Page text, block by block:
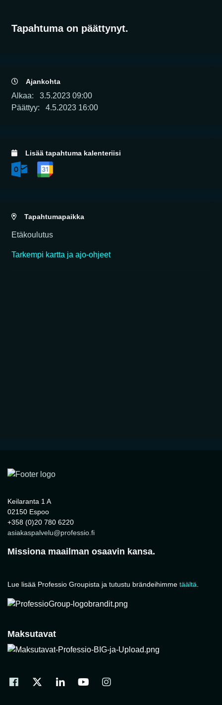
Tapahtuma on päättynyt.
Ajankohta
Alkaa: 3.5.2023 09:00
Päättyy: 4.5.2023 16:00
Lisää tapahtuma kalenteriisi
Tapahtumapaikka
Etäkoulutus
Tarkempi kartta ja ajo-ohjeet
Keilaranta 1 A
02150 Espoo
+358 (0)20 780 6220
asiakaspalvelu@professio.fi
Missiona maailman osaavin kansa.
Lue lisää Professio Groupista ja tutustu brändeihimme täältä
Maksutavat